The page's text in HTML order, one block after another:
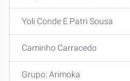
Yoli Conde E Patri Sousa
Caminho Carracedo
Grupo: Arimoka